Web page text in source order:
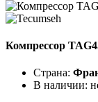
Компрессор
Страна:
В наличии: